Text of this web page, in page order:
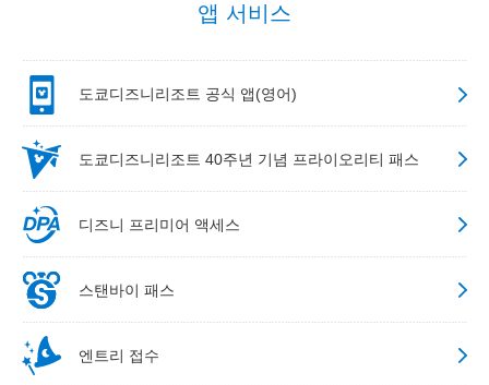
앱 서비스
도쿄디즈니리조트 공식 앱(영어)
도쿄디즈니리조트 40주년 기념 프라이오리티 패스
디즈니 프리미어 액세스
스탠바이 패스
엔트리 접수